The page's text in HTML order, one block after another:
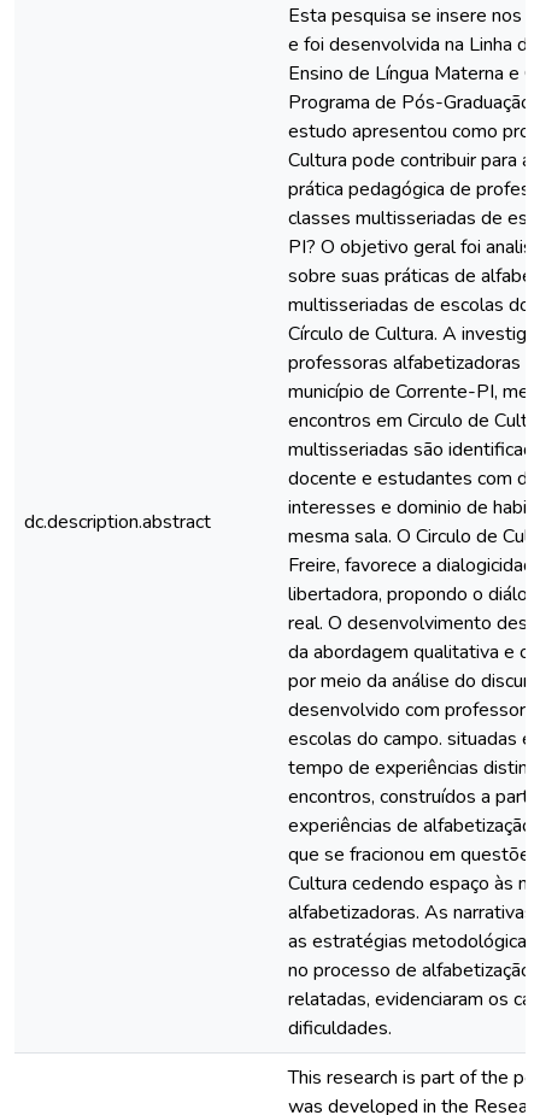
dc.description.abstract
Esta pesquisa se insere nos
e foi desenvolvida na Linha
Ensino de Língua Materna e
Programa de Pós-
estudo apresentou como
Cultura pode contribuir para
prática pedagógica de
classes multisseriadas de
PI? O objetivo geral foi
sobre suas práticas de
multisseriadas de escolas do
Círculo de Cultura. A
professoras alfabetizadoras
município de Corrente-PI,
encontros em Circulo de
multisseriadas são
docente e estudantes com
interesses e dominio de
mesma sala. O Circulo de
Freire, favorece a
libertadora, propondo o
real. O desenvolvimento
da abordagem qualitativa e
por meio da análise do
desenvolvido com
escolas do campo. situadas
tempo de experiências
encontros, construídos a
experiências de
que se fracionou em
Cultura cedendo espaço às
alfabetizadoras. As
as estratégias
no processo de
relatadas, evidenciaram os
dificuldades.
This research is part of the
was developed in the